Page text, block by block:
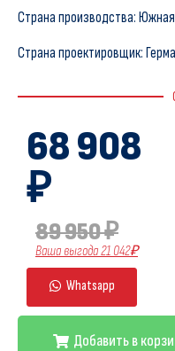
Страна производства:
Страна проектировщик:
68 908
₽
89 950 ₽
Ваша выгода 21 042₽
Whatsapp
Добавить в